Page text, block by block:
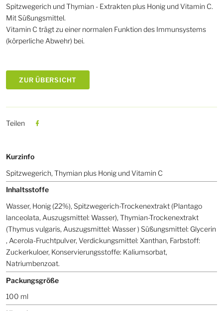
Spitzwegerich und Thymian - Extrakten plus Honig und Vitamin C.
Mit Süßungsmittel.
Vitamin C trägt zu einer normalen Funktion des Immunsystems
(körperliche Abwehr) bei.
ZUR ÜBERSICHT
Teilen
Kurzinfo
Spitzwegerich, Thymian plus Honig und Vitamin C
Inhaltsstoffe
Wasser, Honig (22%), Spitzwegerich-Trockenextrakt (Plantago
lanceolata, Auszugsmittel: Wasser), Thymian-Trockenextrakt
(Thymus vulgaris, Auszugsmittel: Wasser ) Süßungsmittel: Glycerin
, Acerola-Fruchtpulver, Verdickungsmittel: Xanthan, Farbstoff:
Zuckerkuloer, Konservierungsstoffe: Kaliumsorbat,
Natriumbenzoat.
Packungsgröße
100 ml